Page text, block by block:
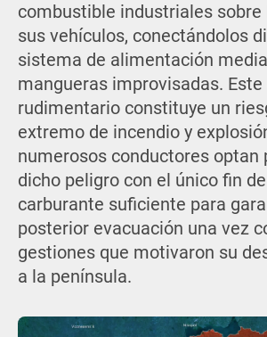
combustible industriales sobre
sus vehículos, conectándolos
sistema de alimentación
mangueras improvisadas.
rudimentario constituye un
extremo de incendio y
numerosos conductores optan
dicho peligro con el único fin
carburante suficiente para
posterior evacuación una vez
gestiones que motivaron su
a la península.